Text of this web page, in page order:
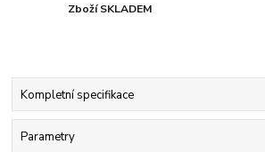
Zboží SKLADEM
Kompletní specifikace
Parametry